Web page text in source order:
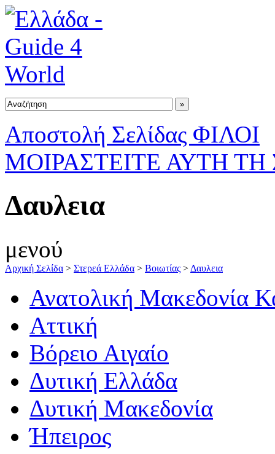
Αποστολή Σελίδας ΦΙΛΟΙ
ΜΟΙΡΑΣΤΕΙΤΕ ΑΥΤΗ ΤΗ
Δαυλεια
μενού
Αρχική Σελίδα > Στερεά Ελλάδα > Βοιωτίας > Δαυλεια
Ανατολική Μακεδονία
Αττική
Βόρειο Αιγαίο
Δυτική Ελλάδα
Δυτική Μακεδονία
Ήπειρος